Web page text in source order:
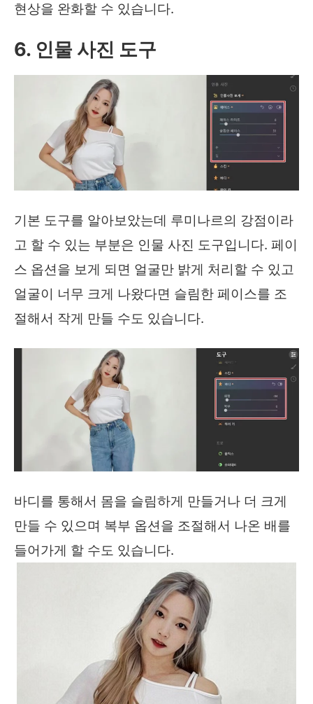
현상을 완화할 수 있습니다.
6. 인물 사진 도구
기본 도구를 알아보았는데 루미나르의 강점이라
고 할 수 있는 부분은 인물 사진 도구입니다. 페이
스 옵션을 보게 되면 얼굴만 밝게 처리할 수 있고
얼굴이 너무 크게 나왔다면 슬림한 페이스를 조
절해서 작게 만들 수도 있습니다.
바디를 통해서 몸을 슬림하게 만들거나 더 크게
만들 수 있으며 복부 옵션을 조절해서 나온 배를
들어가게 할 수도 있습니다.